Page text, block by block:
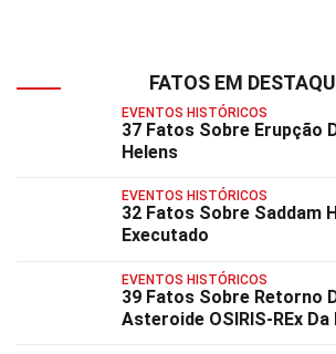
FATOS EM
EVENTOS HISTÓRICOS
37 Fatos Sobre Erupção
Helens
EVENTOS HISTÓRICOS
32 Fatos Sobre Saddam
Executado
EVENTOS HISTÓRICOS
39 Fatos Sobre Retorno
Asteroide OSIRIS-REx Da